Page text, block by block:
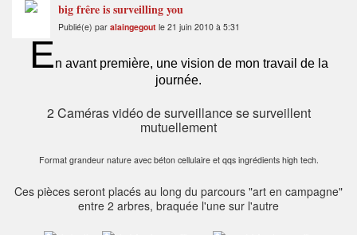
big frêre is surveilling you
Publié(e) par alaingegout le 21 juin 2010 à 5:31
En avant première, une vision de mon travail de la
journée.
2 Caméras vidéo de surveillance se surveillent
mutuellement
Format grandeur nature avec béton cellulaire et qqs ingrédients high tech.
Ces pièces seront placés au long du parcours "art en campagne"
entre 2 arbres, braquée l'une sur l'autre